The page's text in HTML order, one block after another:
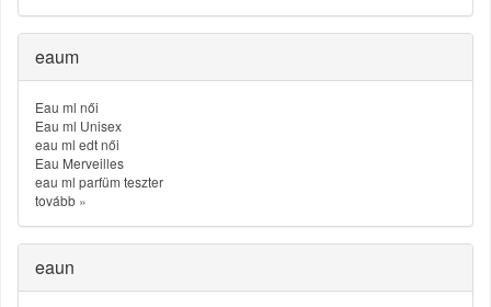
eaum
Eau ml női
Eau ml Unisex
eau ml edt női
Eau Merveilles
eau ml parfüm teszter
tovább »
eaun